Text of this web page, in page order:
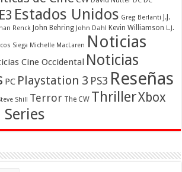
E3 Estados Unidos Greg Berlanti J.J.
Renck John Behring John Dahl Kevin Williamson L.J.
Siega Michelle MacLaren Noticias
Cine Occidental Noticias
PC Playstation 3 PS3 Reseñas
Shill Terror The CW ThrillerXbox